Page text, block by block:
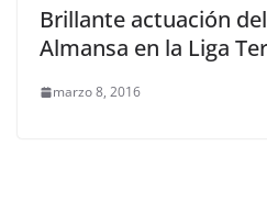
Brillante actuación
Almansa en la Liga
marzo 8, 2016